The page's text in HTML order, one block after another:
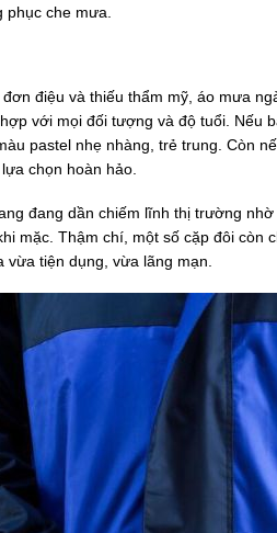
phục che mưa.
điệu và thiếu thẩm mỹ, áo mưa
với mọi đối tượng và độ tuổi. Nếu
pastel nhẹ nhàng, trẻ trung. Còn
chọn hoàn hảo.
đang dần chiếm lĩnh thị trường
mặc. Thậm chí, một số cặp đôi còn
vừa tiện dụng, vừa lãng mạn.